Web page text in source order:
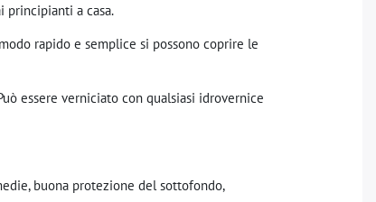
principianti a casa.
rapido e semplice si possono coprire le
essere verniciato con qualsiasi idrovernice
buona protezione del sottofondo,